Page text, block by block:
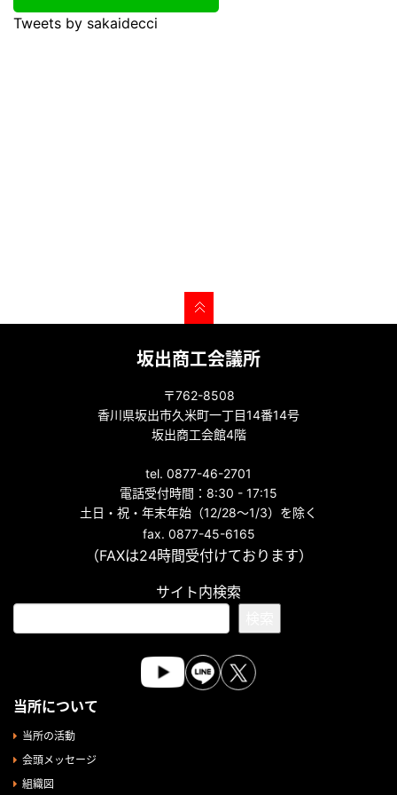
Tweets by sakaidecci
坂出商工会議所
〒762-8508
香川県坂出市久米町一丁目14番14号
坂出商工会館4階
tel. 0877-46-2701
電話受付時間：8:30 - 17:15
土日・祝・年末年始（12/28～1/3）を除く
fax. 0877-45-6165
（FAXは24時間受付けております）
サイト内検索
当所について
当所の活動
会頭メッセージ
組織図